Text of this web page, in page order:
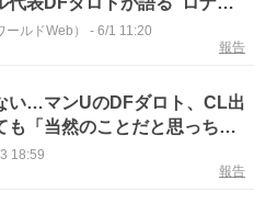
1人として、彼に勝ち取って
ルドWeb） - 6/1 11:20
報告
い…マンUのDFダロト、CL出
も「当然のことだと思っちゃ
18:59
報告